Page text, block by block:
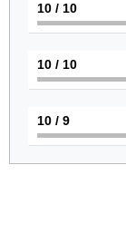
10
/ 10
10
/ 10
9
/ 10